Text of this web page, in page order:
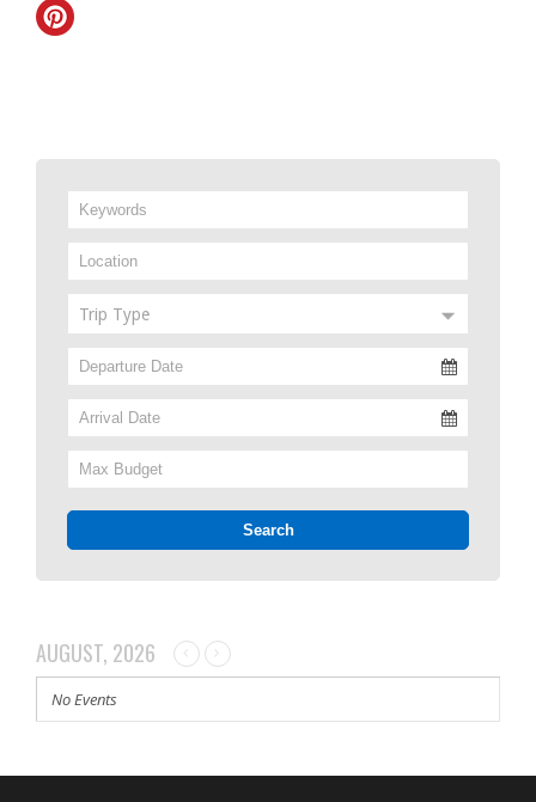
Trip Type
AUGUST, 2026
No Events